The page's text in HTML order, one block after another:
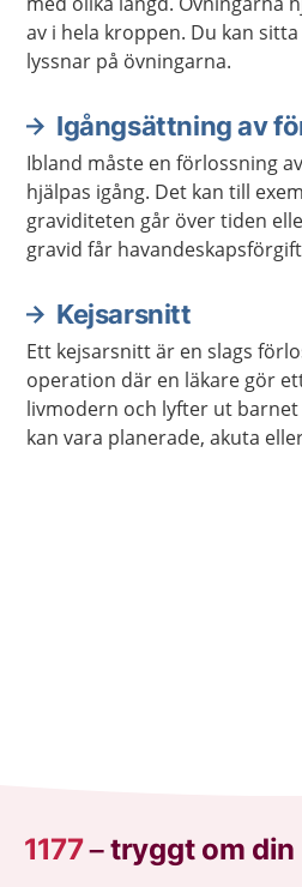
av i hela kroppen. Du kan
lyssnar på övningarna.
Igångsättning av
Ibland måste en förlossning
hjälpas igång. Det kan till
graviditeten går över tiden
gravid får
Kejsarsnitt
Ett kejsarsnitt är en slags
operation där en läkare gör
livmodern och lyfter ut
kan vara planerade, akuta
1177–tryggt om din